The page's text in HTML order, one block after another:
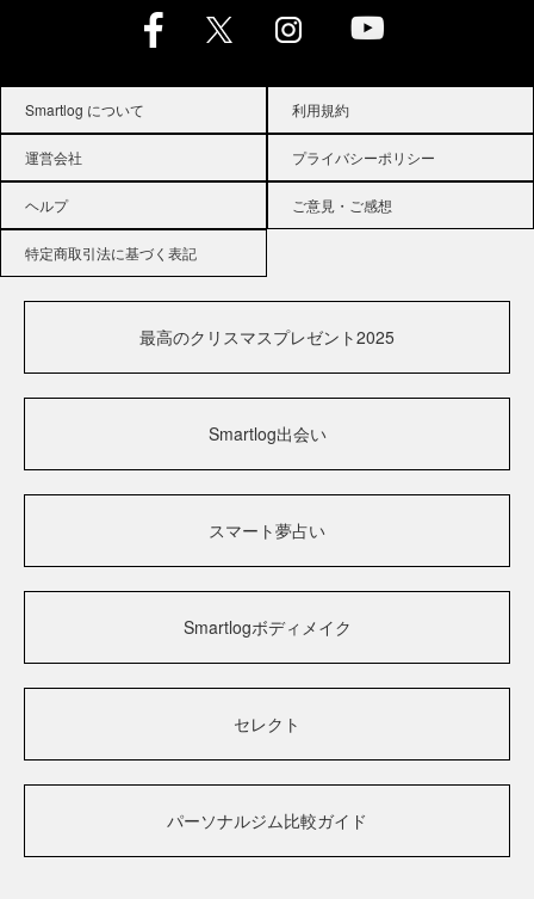
Smartlog について 利用規約
運営会社 プライバシーポリシー
ヘルプ ご意見・ご感想
特定商取引法に基づく表記
最高のクリスマスプレゼント2025
Smartlog出会い
スマート夢占い
Smartlogボディメイク
セレクト
パーソナルジム比較ガイド